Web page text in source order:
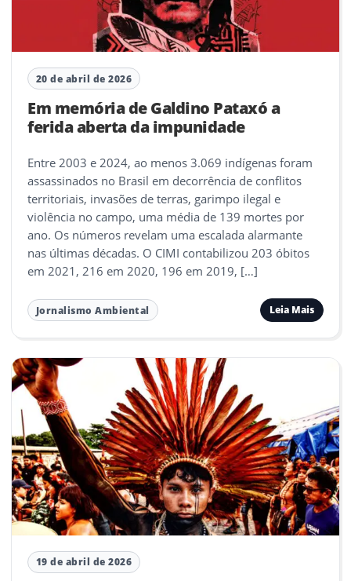
20 de abril de 2026
Em memória de Galdino Pataxó a
ferida aberta da impunidade
Entre 2003 e 2024, ao menos 3.069 indígenas foram
assassinados no Brasil em decorrência de conflitos
territoriais, invasões de terras, garimpo ilegal e
violência no campo, uma média de 139 mortes por
ano. Os números revelam uma escalada alarmante
nas últimas décadas. O CIMI contabilizou 203 óbitos
em 2021, 216 em 2020, 196 em 2019, […]
Jornalismo Ambiental Leia Mais
19 de abril de 2026